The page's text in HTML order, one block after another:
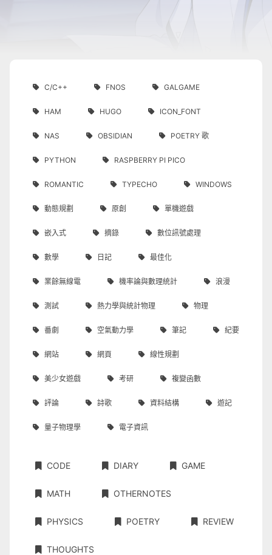
C/C++ FNOS GALGAME
HAM HUGO ICON_FONT
NAS OBSIDIAN POETRY 歌
PYTHON RASPBERRY PI PICO
ROMANTIC TYPECHO WINDOWS
動態規劃 原創 單機遊戲
嵌入式 摘錄 數位訊號處理
數學 日記 最佳化
業餘無線電 機率論與數理統計 浪漫
測試 熱力學與統計物理 物理
番劇 空氣動力學 筆記 紀要
網站 網頁 線性規劃
美少女遊戲 考研 複變函數
評論 詩歌 資料結構 遊記
量子物理學 電子資訊
CODE DIARY GAME
MATH OTHERNOTES
PHYSICS POETRY REVIEW
THOUGHTS